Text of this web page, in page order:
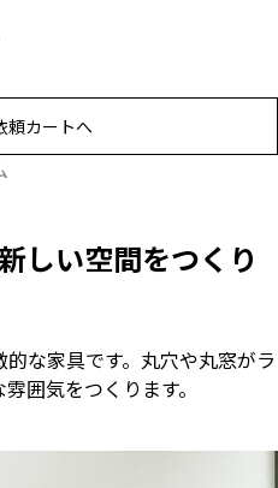
頼カートへ
しい空間をつくり
な家具です。丸穴や丸窓がラ
囲気をつくります。